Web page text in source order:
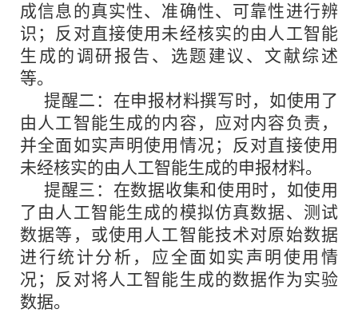
成信息的真实性、准确性、可靠性进行辨
识；反对直接使用未经核实的由人工智能
生成的调研报告、选题建议、文献综述
等。
提醒二：在申报材料撰写时，如使用了
由人工智能生成的内容，应对内容负责，
并全面如实声明使用情况；反对直接使用
未经核实的由人工智能生成的申报材料。
提醒三：在数据收集和使用时，如使用
了由人工智能生成的模拟仿真数据、测试
数据等，或使用人工智能技术对原始数据
进行统计分析，应全面如实声明使用情
况；反对将人工智能生成的数据作为实验
数据。